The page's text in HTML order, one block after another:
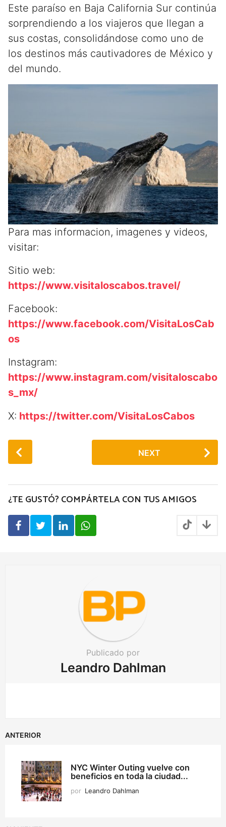
Este paraíso en Baja California Sur continúa
sorprendiendo a los viajeros que llegan a
sus costas, consolidándose como uno de
los destinos más cautivadores de México y
del mundo.
Para mas informacion, imagenes y videos,
visitar:
Sitio web:
https://www.visitaloscabos.travel/
Facebook:
https://www.facebook.com/VisitaLosCab
os
Instagram:
https://www.instagram.com/visitaloscabo
s_mx/
X: https://twitter.com/VisitaLosCabos
P
o
P
a
i
NEXT
¿TE GUSTÓ? COMPÁRTELA CON TUS AMIGOS
Publicado por
Leandro Dahlman
ANTERIOR
NYC Winter Outing vuelve con
beneficios en toda la ciudad...
por Leandro Dahlman